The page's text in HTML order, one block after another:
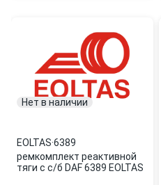
Нет в наличии
EOLTAS·6389
ремкомплект реактивной
тяги с с/б DAF 6389 EOLTAS